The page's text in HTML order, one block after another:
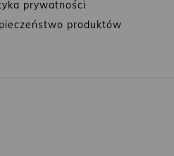
prywatności
produktów